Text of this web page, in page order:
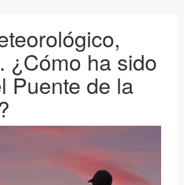
¿Cómo ha sido
Puente de la